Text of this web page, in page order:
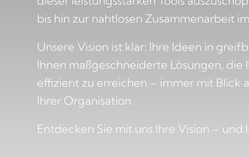
bis hin zur nahtlosen Zusammenarbeit
Unsere Vision ist klar: Ihre Ideen in
Ihnen maßgeschneiderte Lösungen, die
effizient zu erreichen – immer mit Blick
Ihrer Organisation.
Entdecken Sie mit uns Ihre Vision – und